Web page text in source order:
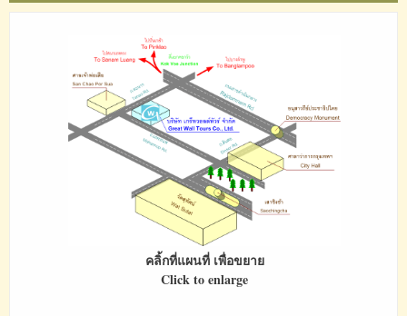
คลิ้กที่แผนที่ เพื่อขยาย
Click to enlarge